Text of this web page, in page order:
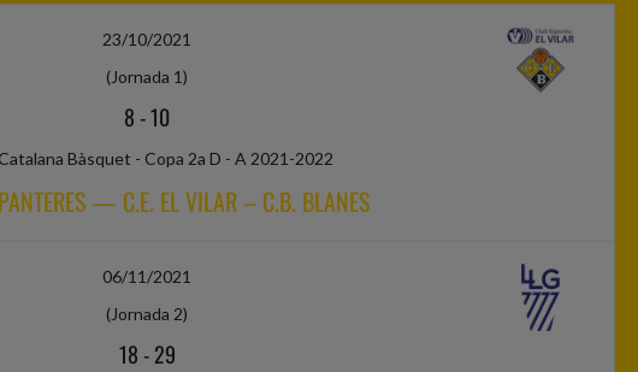
23/10/2021
(Jornada 1)
8-10
Bàsquet - Copa 2a D - A 2021-2022
— C.E. EL VILAR – C.B. BLANES
06/11/2021
(Jornada 2)
18-29